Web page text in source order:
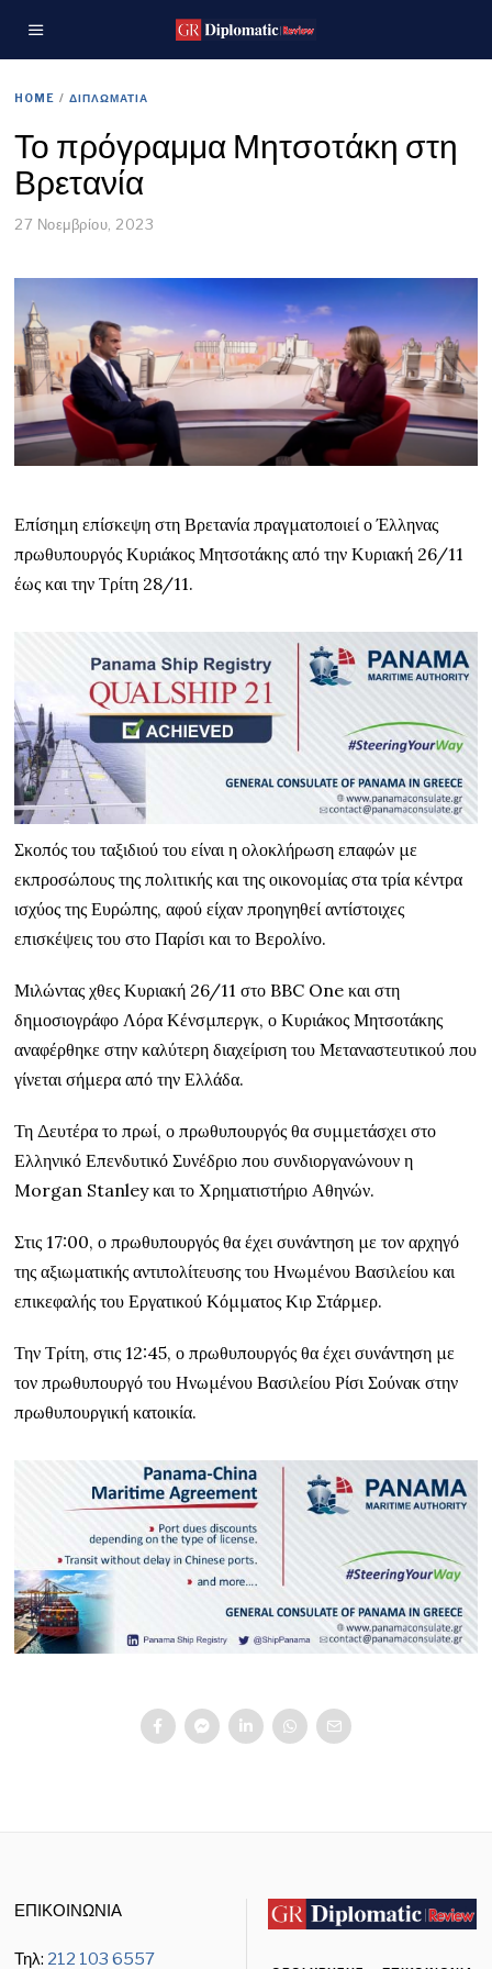
HOME / ΔΙΠΛΩΜΑΤΙΑ
Το πρόγραμμα Μητσοτάκη στη
Βρετανία
27 Νοεμβρίου, 2023
Επίσημη επίσκεψη στη Βρετανία πραγματοποιεί ο Έλληνας
πρωθυπουργός Κυριάκος Μητσοτάκης από την Κυριακή 26/11
έως και την Τρίτη 28/11.
Σκοπός του ταξιδιού του είναι η ολοκλήρωση επαφών με
εκπροσώπους της πολιτικής και της οικονομίας στα τρία κέντρα
ισχύος της Ευρώπης, αφού είχαν προηγηθεί αντίστοιχες
επισκέψεις του στο Παρίσι και το Βερολίνο.
Μιλώντας χθες Κυριακή 26/11 στο BBC One και στη
δημοσιογράφο Λόρα Κένσμπεργκ, ο Κυριάκος Μητσοτάκης
αναφέρθηκε στην καλύτερη διαχείριση του Μεταναστευτικού που
γίνεται σήμερα από την Ελλάδα.
Τη Δευτέρα το πρωί, ο πρωθυπουργός θα συμμετάσχει στο
Ελληνικό Επενδυτικό Συνέδριο που συνδιοργανώνουν η
Morgan Stanley και το Χρηματιστήριο Αθηνών.
Στις 17:00, ο πρωθυπουργός θα έχει συνάντηση με τον αρχηγό
της αξιωματικής αντιπολίτευσης του Ηνωμένου Βασιλείου και
επικεφαλής του Εργατικού Κόμματος Κιρ Στάρμερ.
Την Τρίτη, στις 12:45, ο πρωθυπουργός θα έχει συνάντηση με
τον πρωθυπουργό του Ηνωμένου Βασιλείου Ρίσι Σούνακ στην
πρωθυπουργική κατοικία.
ΕΠΙΚΟΙΝΩΝΙΑ
Τηλ: 212 103 6557